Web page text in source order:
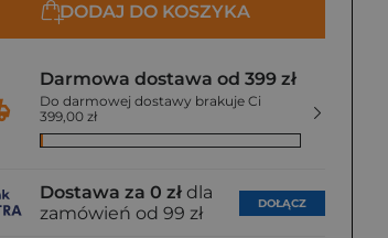
DODAJ DO KOSZYKA
Darmowa dostawa od 399 zł
Do darmowej dostawy brakuje Ci
399,00 zł
Dostawa za 0 zł dla
zamówień od 99 zł
DOŁĄCZ